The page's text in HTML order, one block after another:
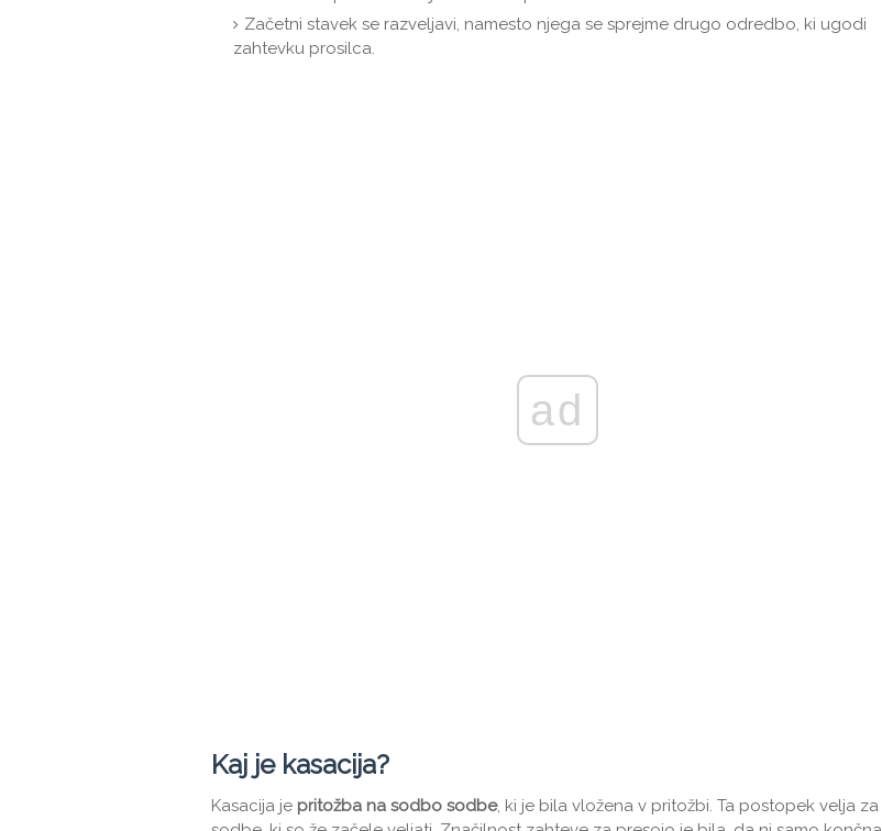
Začetni stavek se razveljavi, namesto njega se sprejme drugo odredbo, ki ugodi
zahtevku prosilca.
ad
Kaj je kasacija?
Kasacija je pritožba na sodbo sodbe, ki je bila vložena v pritožbi. Ta postopek velja za